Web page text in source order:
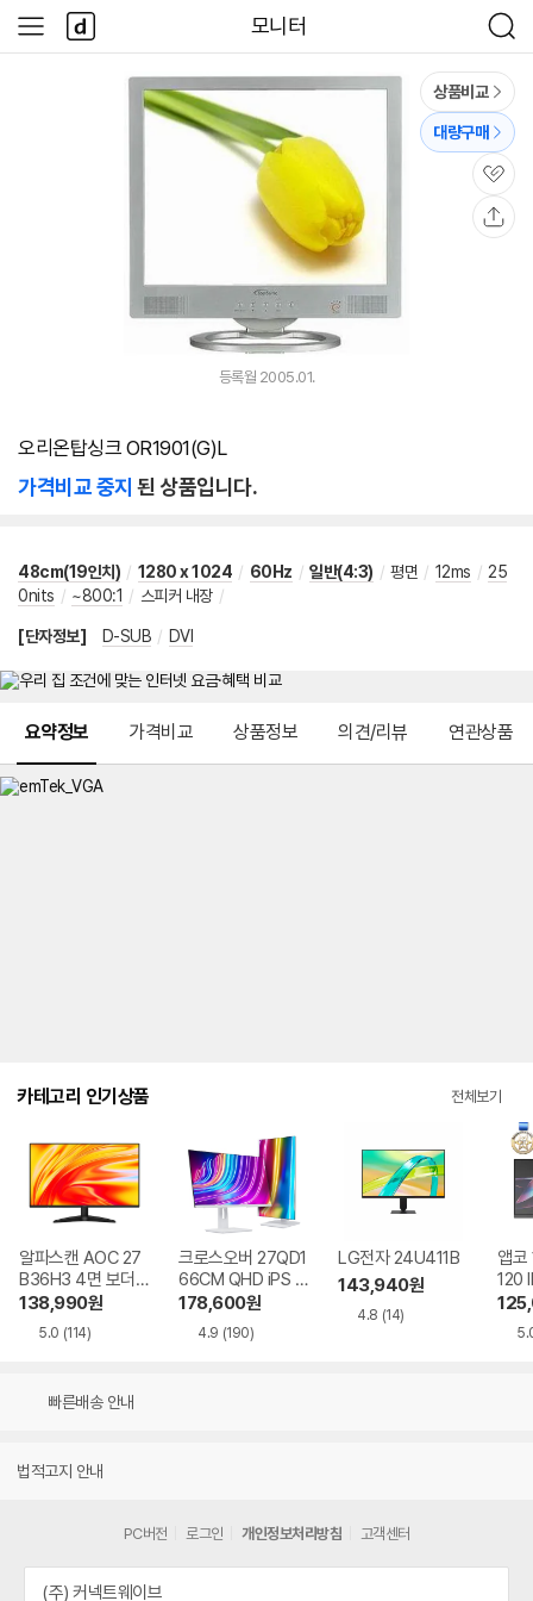
모니터
검
색
사
이
다
나
와
상품비교
대량구매
관
심
등록월 2005.01.
오리온탑싱크 OR1901(G)L
가격비교 중지 된 상품입니다.
48cm(19인치) / 1280 x 1024 / 60Hz / 일반(4:3) / 평면 / 12ms / 25
0nits / ~800:1 / 스피커 내장 /
[단자정보] D-SUB / DVI
요약정보 가격비교 상품정보 의견/리뷰 연관상품
카테고리 인기상품 전체보기
알파스캔 AOC 27
B36H3 4면 보더리
스 IPS 120 시력보
호 무결점
138,990원
5.0 (114)
크로스오버 27QD1
66CM QHD iPS U
SB-C 화이트 Ai 멀
티스탠드
178,600원
4.9 (190)
LG전자 24U411B
143,940원
4.8 (14)
앱코
120
빠른배송 안내
법적고지 안내
PC버전 로그인 개인정보처리방침 고객센터
(주) 커넥트웨이브